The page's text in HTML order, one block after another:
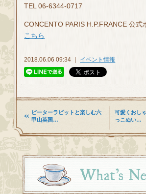
TEL 06-6344-0717
CONCENTO PARIS H.P.FRANCE 公式
こちら
2018.06.06 09:34 ｜ イベント情報
ピーターラビットと楽しむ六
甲山英国…
可愛くおし
っこぬい…